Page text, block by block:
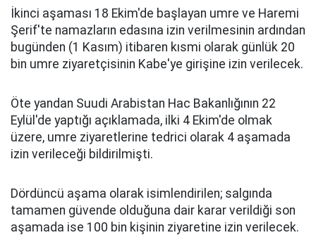
İkinci aşaması 18 Ekim'de başlayan umre ve Haremi
Şerif'te namazların edasına izin verilmesinin ardından
bugünden (1 Kasım) itibaren kısmi olarak günlük 20
bin umre ziyaretçisinin Kabe'ye girişine izin verilecek.
Öte yandan Suudi Arabistan Hac Bakanlığının 22
Eylül'de yaptığı açıklamada, ilki 4 Ekim'de olmak
üzere, umre ziyaretlerine tedrici olarak 4 aşamada
izin verileceği bildirilmişti.
Dördüncü aşama olarak isimlendirilen; salgında
tamamen güvende olduğuna dair karar verildiği son
aşamada ise 100 bin kişinin ziyaretine izin verilecek.